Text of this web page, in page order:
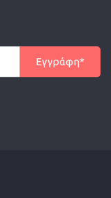
Εγγράφη*